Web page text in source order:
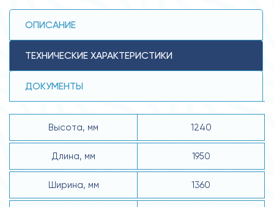
ОПИСАНИЕ
ТЕХНИЧЕСКИЕ ХАРАКТЕРИСТИКИ
ДОКУМЕНТЫ
Высота, мм 1240
Длина, мм 1950
Ширина, мм 1360